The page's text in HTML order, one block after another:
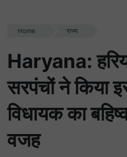
Home राज्य
Haryana:
सरपंचों ने किया
विधायक का
वजह